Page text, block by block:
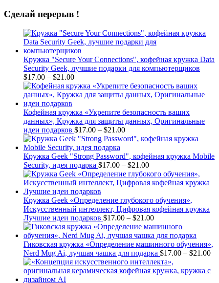
Сделай перерыв !
Кружка "Secure Your Connections", кофейная кружка Data
Security Geek, лучшие подарки для компьютерщиков
$17.00 – $21.00Price
range:
$17.00
$21.00
Кофейная кружка «Укрепите безопасность ваших
данных», Кружка для защиты данных, Оригинальные
идеи подарков $17.00 – $21.00Price
range:
through
$21.00
Кружка Geek "Strong Password", кофейная кружка Mobile
Security, идея подарка $17.00 – $21.00Price
range:
$17.00
$21.00
Кружка Geek «Определение глубокого обучения»,
Искусственный интеллект, Цифровая кофейная кружка
Лучшие идеи подарков $17.00 – $21.00Price
range:
$17.00
through
$21.00
Гиковская кружка «Определение машинного обучения»,
Nerd Mug Ai, лучшая чашка для подарка $17.00 – $21.00